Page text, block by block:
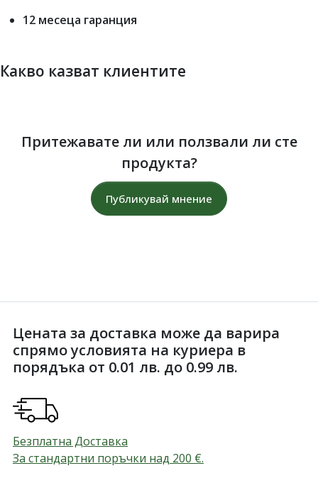
12 месеца гаранция
Какво казват клиентите
Притежавате ли или ползвали ли сте
продукта?
Публикувай мнение
Цената за доставка може да варира
спрямо условията на куриера в
порядъка от 0.01 лв. до 0.99 лв.
Безплатна Доставка
За стандартни поръчки над 200 €.